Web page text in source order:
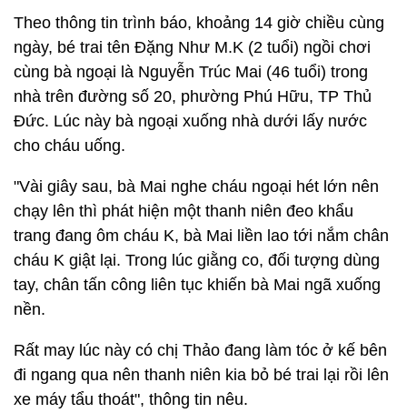
Theo thông tin trình báo, khoảng 14 giờ chiều cùng
ngày, bé trai tên Đặng Như M.K (2 tuổi) ngồi chơi
cùng bà ngoại là Nguyễn Trúc Mai (46 tuổi) trong
nhà trên đường số 20, phường Phú Hữu, TP Thủ
Đức. Lúc này bà ngoại xuống nhà dưới lấy nước
cho cháu uống.
"Vài giây sau, bà Mai nghe cháu ngoại hét lớn nên
chạy lên thì phát hiện một thanh niên đeo khẩu
trang đang ôm cháu K, bà Mai liền lao tới nắm chân
cháu K giật lại. Trong lúc giằng co, đối tượng dùng
tay, chân tấn công liên tục khiến bà Mai ngã xuống
nền.
Rất may lúc này có chị Thảo đang làm tóc ở kế bên
đi ngang qua nên thanh niên kia bỏ bé trai lại rồi lên
xe máy tẩu thoát", thông tin nêu.